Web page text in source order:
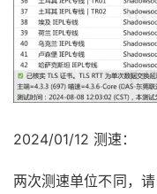
2024/01/12 测速：
两次测速单位不同，